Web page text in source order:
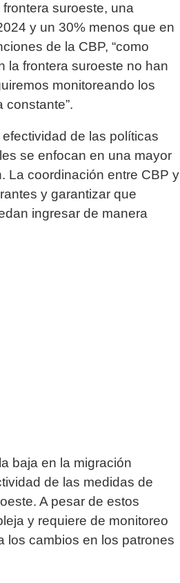
suroeste, una
y un 30% menos que en
de la CBP, “como
la frontera suroeste no han
monitoreando los
constante”.
de las políticas
se enfocan en una mayor
La coordinación entre CBP y
y garantizar que
ingresar de manera
baja en la migración
de las medidas de
A pesar de estos
y requiere de monitoreo
los cambios en los patrones